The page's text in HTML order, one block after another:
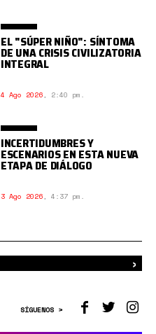
EL "SÚPER NIÑO": SÍNTOMA
DE UNA CRISIS CIVILIZATORIA
INTEGRAL
4 Ago 2026, 2:40 pm.
INCERTIDUMBRES Y
ESCENARIOS EN ESTA NUEVA
ETAPA DE DIÁLOGO
3 Ago 2026, 4:37 pm.
›
SÍGUENOS >